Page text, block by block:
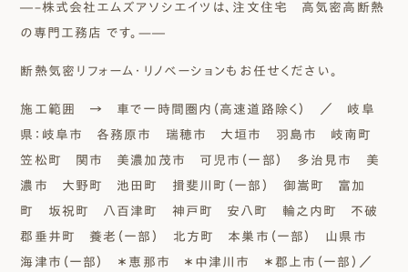
―–株式会社エムズアソシエイツは、注文住宅 高気密高断熱
の専門工務店 です。—―
断熱気密リフォーム・リノベーションもお任せください。
施工範囲 → 車で一時間圏内（高速道路除く）
／ 岐阜
県：岐阜市 各務原市 瑞穂市 大垣市 羽島市 岐南町
笠松町 関市 美濃加茂市 可児市（一部） 多治見市 美
濃市 大野町 池田町 揖斐川町（一部） 御嵩町 富加
町 坂祝町 八百津町 神戸町 安八町 輪之内町 不破
郡垂井町 養老（一部） 北方町 本巣市（一部） 山県市
海津市（一部） ＊恵那市 ＊中津川市 ＊郡上市（一部）／